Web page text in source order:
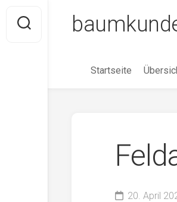
content
Startseite
20. April